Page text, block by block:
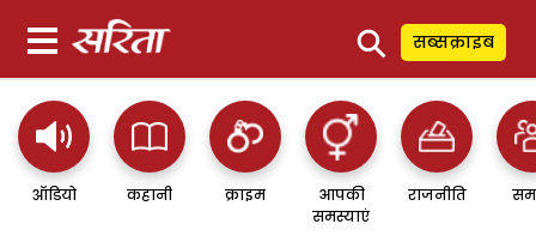
⚲ सब्सक्राइब
ऑडियो कहानी क्राइम
आपकी
समस्याएं
राजनीति